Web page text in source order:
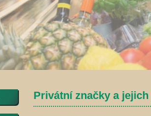
Privátní značky a